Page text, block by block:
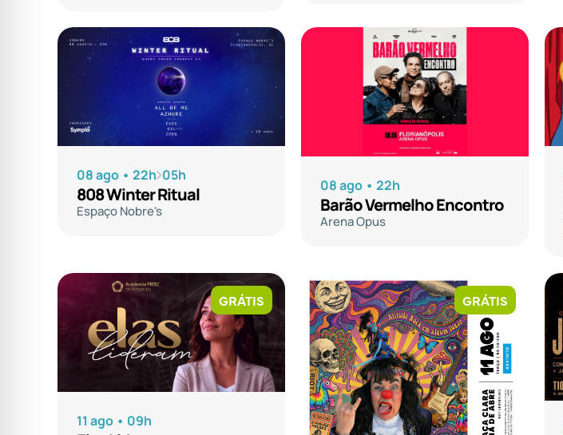
08 ago • 22h 05h
808 Winter Ritual
Espaço Nobre's
08 ago • 22h
Barão Vermelho Encontro
Arena Opus
GRÁTIS
11 ago • 09h
GRÁTIS